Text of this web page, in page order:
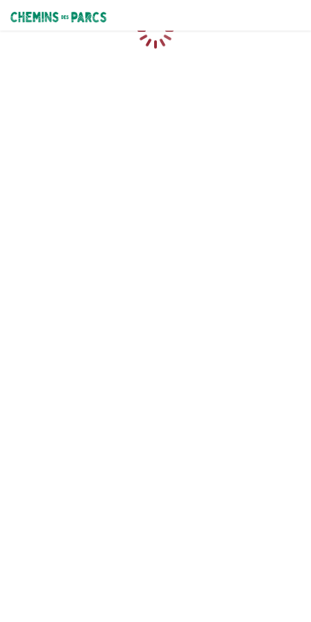
Chemins des Parcs
Caricamento